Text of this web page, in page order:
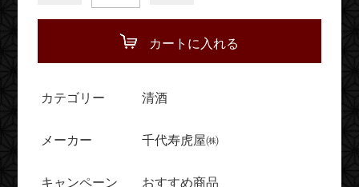
カートに入れる
カテゴリー 清酒
メーカー 千代寿虎屋㈱
キャンペーン おすすめ商品